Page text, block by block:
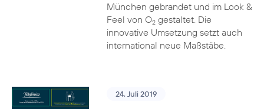
München gebrandet und im Look &
Feel von O2gestaltet. Die
innovative Umsetzung setzt auch
international neue Maßstäbe.
24. Juli 2019